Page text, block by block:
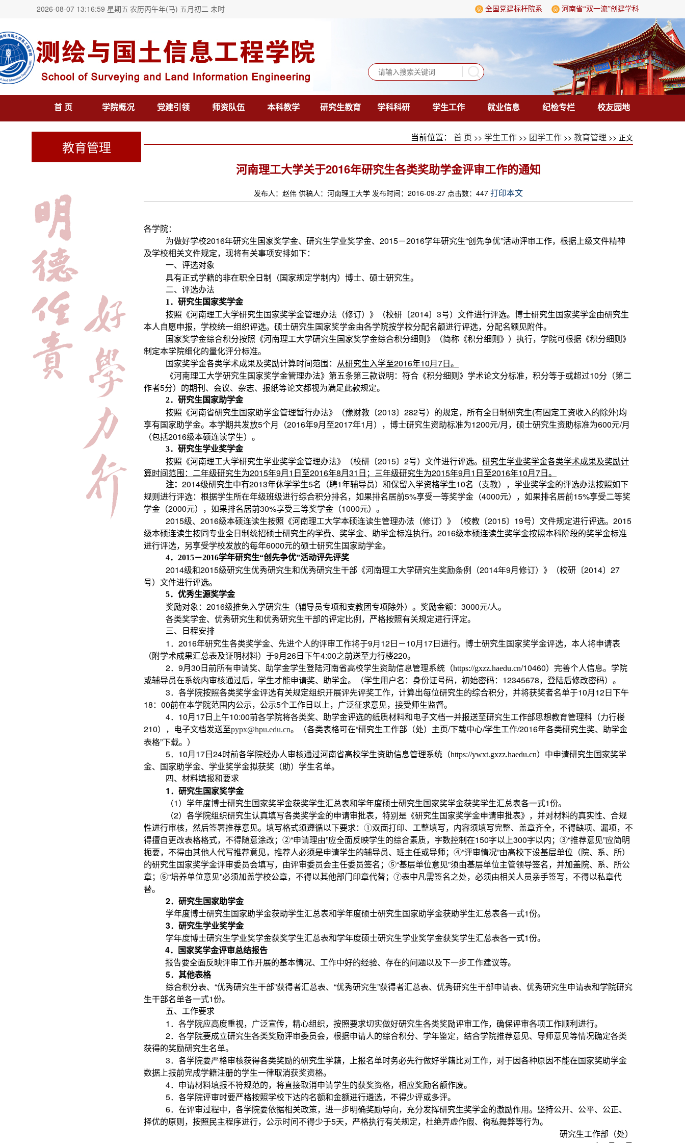
2026-08-07 13:16:59 星期五 农历丙午年(马) 五月初二 未时 全国党建标杆院系 河南省“双一流”创建学科
首 页 学院概况 党建引领 师资队伍 本科教学 研究生教育 学科科研 学生工作 就业信息 纪检专栏 校友园地
教育管理
当前位置： 首 页 >> 学生工作 >> 团学工作 >> 教育管理 >> 正文
河南理工大学关于2016年研究生各类奖助学金评审工作的通知
发布人：赵伟 供稿人：河南理工大学 发布时间：2016-09-27 点击数： 447 打印本文
各学院：
为做好学校2016年研究生国家奖学金、研究生学业奖学金、2015－2016学年研究生“创先争优”活动评审工作，根据上级文件精神
及学校相关文件规定，现将有关事项安排如下：
一、评选对象
具有正式学籍的非在职全日制（国家规定学制内）博士、硕士研究生。
二、评选办法
1 ．研究生国家奖学金
按照《河南理工大学研究生国家奖学金管理办法（修订）》（校研〔2014〕3号）文件进行评选。博士研究生国家奖学金由研究生
本人自愿申报，学校统一组织评选。硕士研究生国家奖学金由各学院按学校分配名额进行评选，分配名额见附件。
国家奖学金综合积分按照《河南理工大学研究生国家奖学金综合积分细则》（简称《积分细则》）执行，学院可根据《积分细则》
制定本学院细化的量化评分标准。
国家奖学金各类学术成果及奖励计算时间范围： 从研究生入学至2016年10月7日。
《河南理工大学研究生国家奖学金管理办法》第五条第三款说明： 符合《积分细则》学术论文分标准，积分等于或超过10分（第二
作者5分）的期刊、会议、杂志、报纸等论文都视为满足此款规定。
2．研究生国家助学金
按照《河南省研究生国家助学金管理暂行办法》（豫财教〔2013〕282号）的规定，所有全日制研究生(有固定工资收入的除外)均
享有国家助学金。本学期共发放5个月（2016年9月至2017年1月），博士研究生资助标准为1200元/月，硕士研究生资助标准为600元/月
（包括2016级本硕连读学生）。
3．研究生学业奖学金
按照《河南理工大学研究生学业奖学金管理办法》（校研〔2015〕2号）文件进行评选。 研究生学业奖学金各类学术成果及奖励计
算时间范围：二年级研究生为2015年9月1日至2016年8月31日；三年级研究生为2015年9月1日至2016年10月7日。
注： 2014级研究生中有2013年休学学生5名（聘1年辅导员）和保留入学资格学生10名（支教），学业奖学金的评选办法按照如下
规则进行评选：根据学生所在年级班级进行综合积分排名，如果排名居前5%享受一等奖学金（4000元），如果排名居前15%享受二等奖
学金（2000元），如果排名居前30%享受三等奖学金（1000元）。
2015级、2016级本硕连读生按照《河南理工大学本硕连读生管理办法（修订）》（校教〔2015〕19号）文件规定进行评选。2015
级本硕连读生按同专业全日制统招硕士研究生的学费、奖学金、助学金标准执行。2016级本硕连读生奖学金按照本科阶段的奖学金标准
进行评选，另享受学校发放的每年6000元的硕士研究生国家助学金。
4．2015－2016学年研究生“创先争优”活动评先评奖
2014级和2015级研究生优秀研究生和优秀研究生干部《河南理工大学研究生奖励条例（2014年9月修订）》（校研〔2014〕27
号）文件进行评选。
5．优秀生源奖学金
奖励对象：2016级推免入学研究生（辅导员专项和支教团专项除外）。奖励金额：3000元/人。
各类奖学金、优秀研究生和优秀研究生干部的评定比例，严格按照有关规定进行评定。
三、日程安排
1 ．2016年研究生各类奖学金、先进个人的评审工作将于9月12日－10月17日进行。博士研究生国家奖学金评选，本人将申请表
（附学术成果汇总表及证明材料）于9月26日下午4:00之前送至力行楼220。
2．9月30日前所有申请奖、助学金学生登陆河南省高校学生资助信息管理系统（https://gxzz.haedu.cn/10460）完善个人信息。学院
或辅导员在系统内审核通过后，学生才能申请奖、助学金。（学生用户名：身份证号码，初始密码：12345678，登陆后修改密码）。
3．各学院按照各类奖学金评选有关规定组织开展评先评奖工作，计算出每位研究生的综合积分，并将获奖者名单于10月12日下午
18：00前在本学院范围内公示，公示5个工作日以上，广泛征求意见，接受师生监督。
4．10月17日上午10:00前各学院将各类奖、助学金评选的纸质材料和电子文档一并报送至研究生工作部思想教育管理科（力行楼
210），电子文档发送至pypx@hpu.edu.cn。（各类表格可在“研究生工作部（处）主页/下载中心/学生工作/2016年各类研究生奖、助学金
表格”下载。）
5．10月17日24时前各学院经办人审核通过河南省高校学生资助信息管理系统（https://ywxt.gxzz.haedu.cn）中申请研究生国家奖学
金、国家助学金、学业奖学金拟获奖（助）学生名单。
四、材料填报和要求
1 ．研究生国家奖学金
（1）学年度博士研究生国家奖学金获奖学生汇总表和学年度硕士研究生国家奖学金获奖学生汇总表各一式1份。
（2）各学院组织研究生认真填写各类奖学金的申请审批表，特别是《研究生国家奖学金申请审批表》，并对材料的真实性、合规
性进行审核，然后签署推荐意见。填写格式须遵循以下要求：①双面打印、工整填写，内容须填写完整、盖章齐全，不得缺项、漏项，不
得擅自更改表格格式，不得随意涂改；②“申请理由”应全面反映学生的综合素质，字数控制在150字以上300字以内；③“推荐意见”应简明
扼要，不得由其他人代写推荐意见，推荐人必须是申请学生的辅导员、班主任或导师；④“评审情况”由高校下设基层单位（院、系、所）
的研究生国家奖学金评审委员会填写，由评审委员会主任委员签名；⑤“基层单位意见”须由基层单位主管领导签名，并加盖院、系、所公
章；⑥“培养单位意见”必须加盖学校公章，不得以其他部门印章代替；⑦表中凡需签名之处，必须由相关人员亲手签写，不得以私章代
替。
2．研究生国家助学金
学年度博士研究生国家助学金获助学生汇总表和学年度硕士研究生国家助学金获助学生汇总表各一式1份。
3．研究生学业奖学金
学年度博士研究生学业奖学金获奖学生汇总表和学年度硕士研究生学业奖学金获奖学生汇总表各一式1份。
4．国家奖学金评审总结报告
报告要全面反映评审工作开展的基本情况、工作中好的经验、存在的问题以及下一步工作建议等。
5．其他表格
综合积分表、“优秀研究生干部”获得者汇总表、“优秀研究生”获得者汇总表、优秀研究生干部申请表、优秀研究生申请表和学院研究
生干部名单各一式1份。
五、工作要求
1 ．各学院应高度重视，广泛宣传，精心组织，按照要求切实做好研究生各类奖励评审工作，确保评审各项工作顺利进行。
2．各学院要成立研究生各类奖励评审委员会，根据申请人的综合积分、学年鉴定，结合学院推荐意见、导师意见等情况确定各类
获得的奖励研究生名单。
3．各学院要严格审核获得各类奖励的研究生学籍，上报名单时务必先行做好学籍比对工作，对于因各种原因不能在国家奖助学金
数据上报前完成学籍注册的学生一律取消获奖资格。
4．申请材料填报不符规范的，将直接取消申请学生的获奖资格，相应奖励名额作废。
5．各学院评审时要严格按照学校下达的名额和金额进行遴选，不得少评或多评。
6．在评审过程中，各学院要依据相关政策，进一步明确奖励导向，充分发挥研究生奖学金的激励作用。坚持公开、公平、公正、
择优的原则，按照民主程序进行，公示时间不得少于5天，严格执行有关规定，杜绝弄虚作假、徇私舞弊等行为。
研究生工作部（处）